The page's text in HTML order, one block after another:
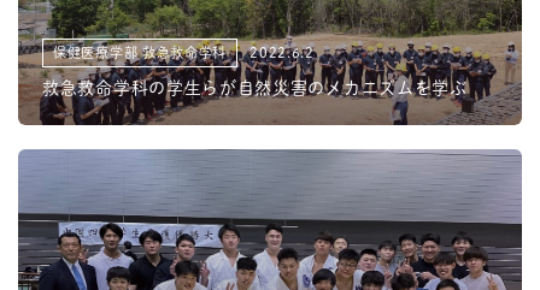
保健医療学部 救急救命学科 2022.6.2
救急救命学科の学生らが自然災害のメカニズムを学ぶ